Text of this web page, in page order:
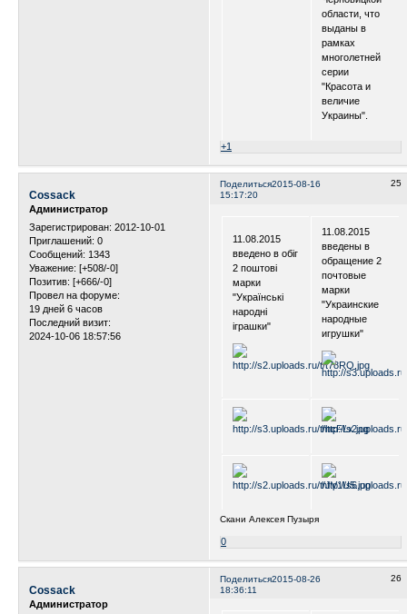
области, что
выданы в
рамках
многолетней
серии
"Красота и
величие
Украины".
+1
Поделиться 25
2015-08-16
15:17:20
Cossack
Администратор
Зарегистрирован: 2012-10-01
Приглашений: 0
Сообщений: 1343
Уважение: [+508/-0]
Позитив: [+666/-0]
Провел на форуме:
19 дней 6 часов
Последний визит:
2024-10-06 18:57:56
11.08.2015
введено в обіг
2 поштові
марки
"Українські
народні
іграшки"
11.08.2015
введены в
обращение 2
почтовые
марки
"Украинские
народные
игрушки"
Скани Алексея Пузыря
0
Поделиться 26
2015-08-26
18:36:11
Cossack
Администратор